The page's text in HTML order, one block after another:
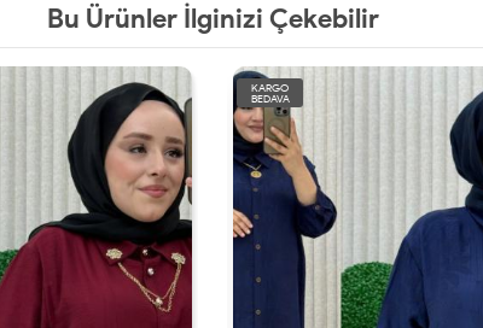
Bu Ürünler İlginizi Çekebilir
KARGO
BEDAVA